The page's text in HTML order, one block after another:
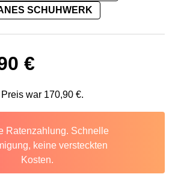
SCHUHWERK
Preis war: 179,90 €
€
war 170,90 €.
Ratenzahlung. Schnelle
keine versteckten
Kosten.